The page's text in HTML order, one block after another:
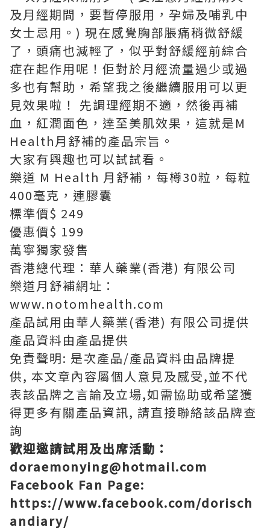
及月經期間，要暫停服用，孕婦及哺乳中
女士忌用。) 現在感覺胸部脹痛稍微舒緩
了，頭痛也減輕了，似乎對舒緩經前綜合
症在起作用呢！佢對於月經流量過少或過
多也有幫助，希望我之後繼續服用可以更
見效果啦！ 先調理經期不適，然後再補
血，紅潤面色，達至美肌效果，這就是M
Health月舒補的產品宗旨。
大家有興趣也可以試試看。
樂道 M Health 月舒補，每樽30粒，每粒
400毫克，連膠囊
標準價$ 249
優惠價$ 199
萬寧獨家發售
香港總代理：華人藥業(香港) 有限公司
樂道月舒補網址：
www.notomhealth.com
產品試用由華人藥業(香港) 有限公司提供
產品資料由產品提供
免責聲明: 是次產品/產品資料由品牌提
供, 本文章內容屬個人意見及感受,並不代
表該品牌之言論及立場,如需協助或希望獲
得更多有關產品資訊, 請直接聯絡該品牌查
詢
歡迎邀請試用及出席活動：
doraemonying@hotmail.com
Facebook Fan Page:
https://www.facebook.com/dorisch
andiary/